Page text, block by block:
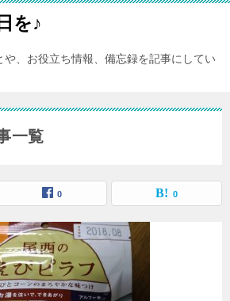
を♪
、お役立ち情報、備忘録を記事にしてい
一覧
0 0